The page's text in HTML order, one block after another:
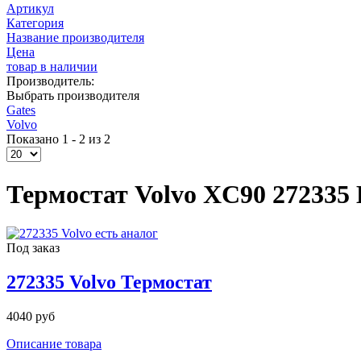
Артикул
Категория
Название производителя
Цена
товар в наличии
Производитель:
Выбрать производителя
Gates
Volvo
Показано 1 - 2 из 2
Термостат Volvo XC90 272335
Под заказ
272335 Volvo Термостат
4040 руб
Описание товара